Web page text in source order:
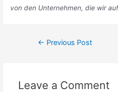
von den Unternehmen, die wir
Post← Previous Post
Leave a Comment